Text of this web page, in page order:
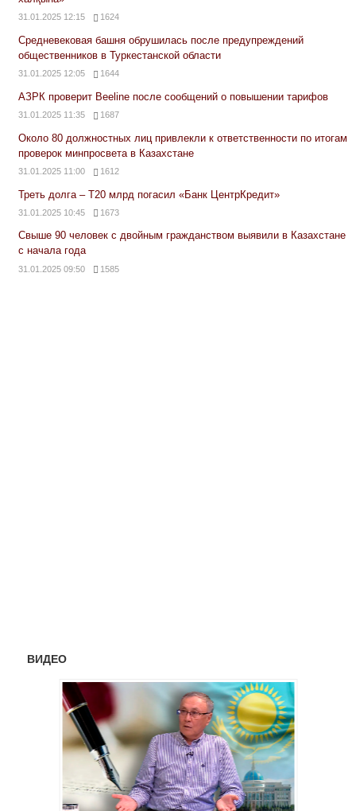
31.01.2025 12:15 1624
Средневековая башня обрушилась после предупреждений
общественников в Туркестанской области
31.01.2025 12:05 1644
АЗРК проверит Beeline после сообщений о повышении тарифов
31.01.2025 11:35 1687
Около 80 должностных лиц привлекли к ответственности по итогам
проверок минпросвета в Казахстане
31.01.2025 11:00 1612
Треть долга – Т20 млрд погасил «Банк ЦентрКредит»
31.01.2025 10:45 1673
Свыше 90 человек с двойным гражданством выявили в Казахстане
с начала года
31.01.2025 09:50 1585
ВИДЕО